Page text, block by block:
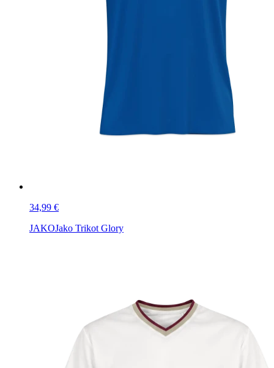
34,99 €
JAKOJako Trikot Glory